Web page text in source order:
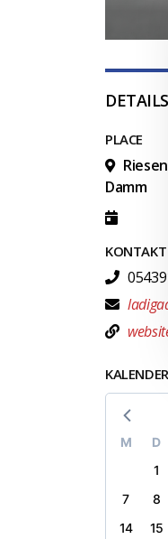
DETAILS
PLACE
Damm
KONTAKT
KALENDER
M D
1
7
8
14
15